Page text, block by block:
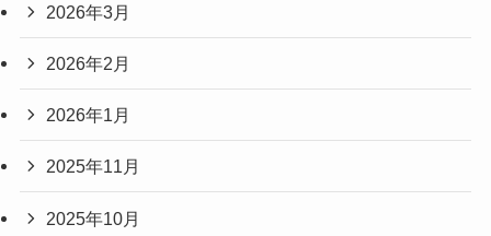
2026年3月
2026年2月
2026年1月
2025年11月
2025年10月